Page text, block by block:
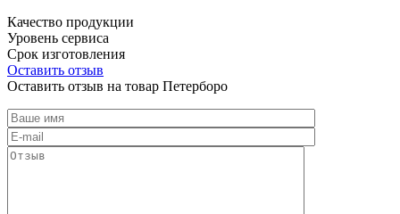
Качество продукции
Уровень сервиса
Срок изготовления
Оставить отзыв
Оставить отзыв на товар Петерборо